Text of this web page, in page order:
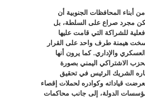
أبناء المحافظات الجنوبية أن
مجرد صراع على السلطة، بل
للشراكة التي قامت عليها
هيمنة طرف واحد على القرار
والإداري. كما يرون أنها
الاشتراكي اليمني بصورة
الشريك الرئيس في تحقيق
تعرضت قياداته وكوادره لحملات إقصاء
الدولة، إلى جانب محاكمات